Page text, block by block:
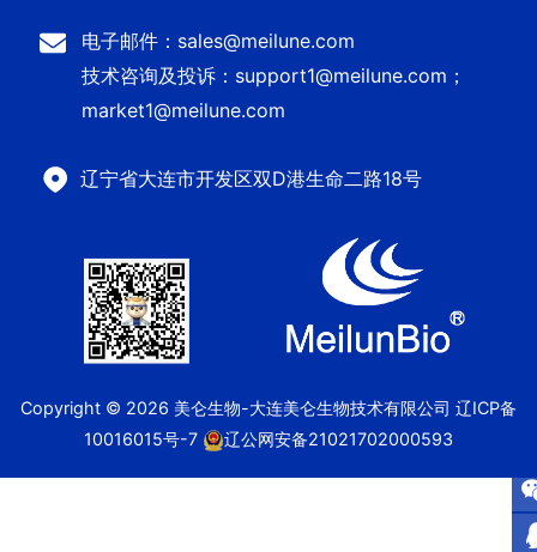
电子邮件：sales@meilune.com
技术咨询及投诉：support1@meilune.com；
market1@meilune.com
辽宁省大连市开发区双D港生命二路18号
Copyright © 2026 美仑生物-大连美仑生物技术有限公司 辽ICP备
10016015号-7
辽公网安备21021702000593